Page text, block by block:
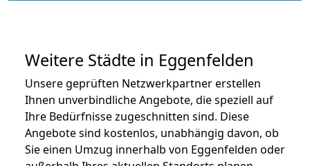
Weitere Städte in Eggenfelden
Unsere geprüften Netzwerkpartner erstellen
Ihnen unverbindliche Angebote, die speziell auf
Ihre Bedürfnisse zugeschnitten sind. Diese
Angebote sind kostenlos, unabhängig davon, ob
Sie einen Umzug innerhalb von Eggenfelden oder